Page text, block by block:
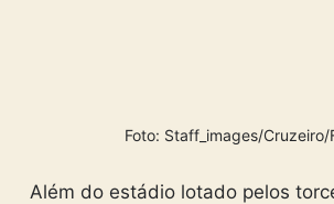
Foto: Staff_images/Cruzeiro/
Além do estádio lotado pelos